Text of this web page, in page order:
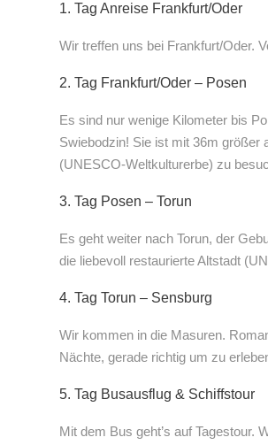
1. Tag Anreise Frankfurt/Oder
Wir treffen uns bei Frankfurt/Oder.
2. Tag Frankfurt/Oder – Posen
Es sind nur wenige Kilometer bis
Swiebodzin! Sie ist mit 36m größer
(UNESCO-Weltkulturerbe) zu
3. Tag Posen – Torun
Es geht weiter nach Torun, der
die liebevoll restaurierte Altstadt
4. Tag Torun – Sensburg
Wir kommen in die Masuren.
Nächte, gerade richtig um zu
5. Tag Busausflug & Schiffstour
Mit dem Bus geht’s auf Tagestour.